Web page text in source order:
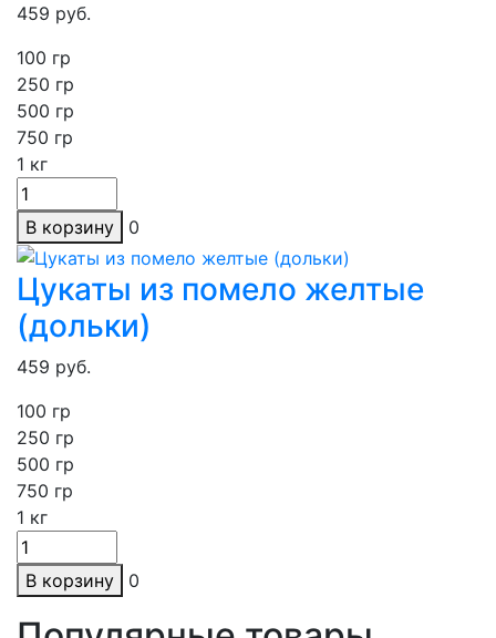
459 руб.
100 гр
250 гр
500 гр
750 гр
1 кг
В корзину 0
Цукаты из помело желтые
(дольки)
459 руб.
100 гр
250 гр
500 гр
750 гр
1 кг
В корзину 0